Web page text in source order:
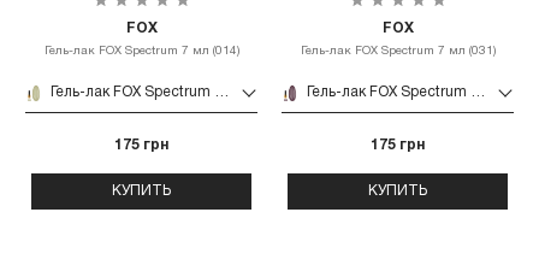
FOX
Гель-лак FOX Spectrum 7 мл (014)
Гель-лак FOX Spectrum 7 мл (014)
175 грн
КУПИТЬ
FOX
Гель-лак FOX Spectrum 7 мл (031)
Гель-лак FOX Spectrum 7 мл (031)
175 грн
КУПИТЬ